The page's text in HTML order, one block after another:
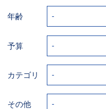
年齢
予算
カテゴリ
その他